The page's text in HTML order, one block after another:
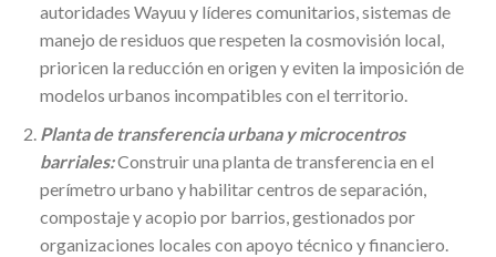
autoridades Wayuu y líderes comunitarios, sistemas de
manejo de residuos que respeten la cosmovisión local,
prioricen la reducción en origen y eviten la imposición de
modelos urbanos incompatibles con el territorio.
Planta de transferencia urbana y microcentros
barriales:Construir una planta de transferencia en el
perímetro urbano y habilitar centros de separación,
compostaje y acopio por barrios, gestionados por
organizaciones locales con apoyo técnico y financiero.